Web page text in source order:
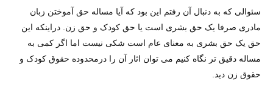
سئوالی که به دنبال آن رفتم این بود که آیا مساله حق آموختن زبان
مادری صرفا یک حق بشری است یا حق کودک و حق زن. دراینکه این
حق یک حق بشری به معنای عام است شکی نیست اما اگر کمی به
مساله دقیق تر نگاه کنیم می توان اثار آن را درمحدوده حقوق کودک و
حقوق زن دید.